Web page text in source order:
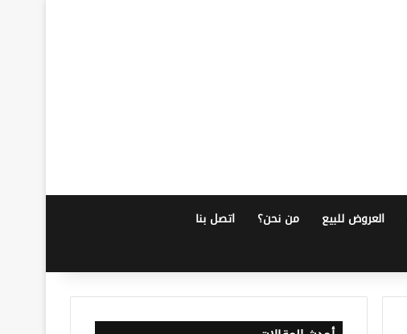
العروض للبيع من نحن؟ اتصل بنا